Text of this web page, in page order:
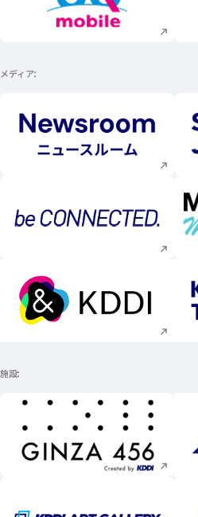
新規ウィンドウで開く
メディア
新規ウィンドウで開く
新規ウィンドウで開く
新規ウィンドウで開く
施設
新規ウィンドウで開く